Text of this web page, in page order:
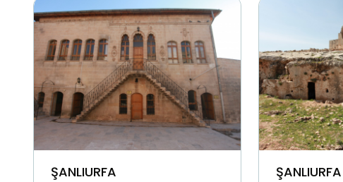
ŞANLIURFA
ŞANLIURFA